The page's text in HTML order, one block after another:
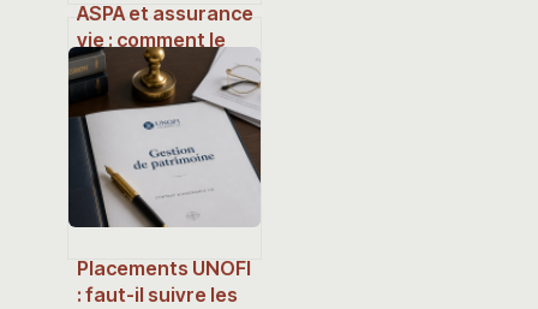
ASPA et assurance
vie : comment le
calcul des 3 %
impacte votre
minimum vieillesse
Placements UNOFI
: faut-il suivre les